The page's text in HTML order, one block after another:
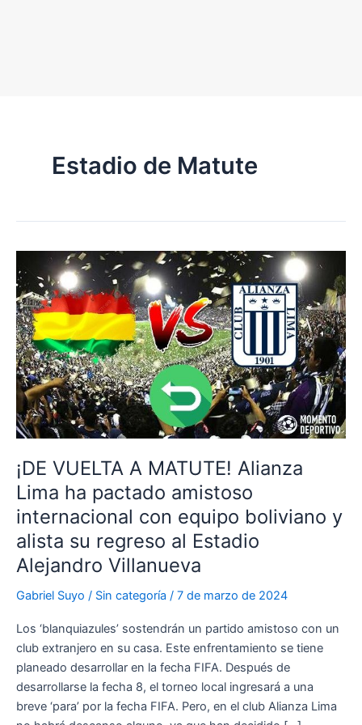
Estadio de Matute
¡DE VUELTA A MATUTE! Alianza
Lima ha pactado amistoso
internacional con equipo boliviano y
alista su regreso al Estadio
Alejandro Villanueva
Gabriel Suyo / Sin categoría / 7 de marzo de 2024
Los ‘blanquiazules’ sostendrán un partido amistoso con un
club extranjero en su casa. Este enfrentamiento se tiene
planeado desarrollar en la fecha FIFA. Después de
desarrollarse la fecha 8, el torneo local ingresará a una
breve ‘para’ por la fecha FIFA. Pero, en el club Alianza Lima